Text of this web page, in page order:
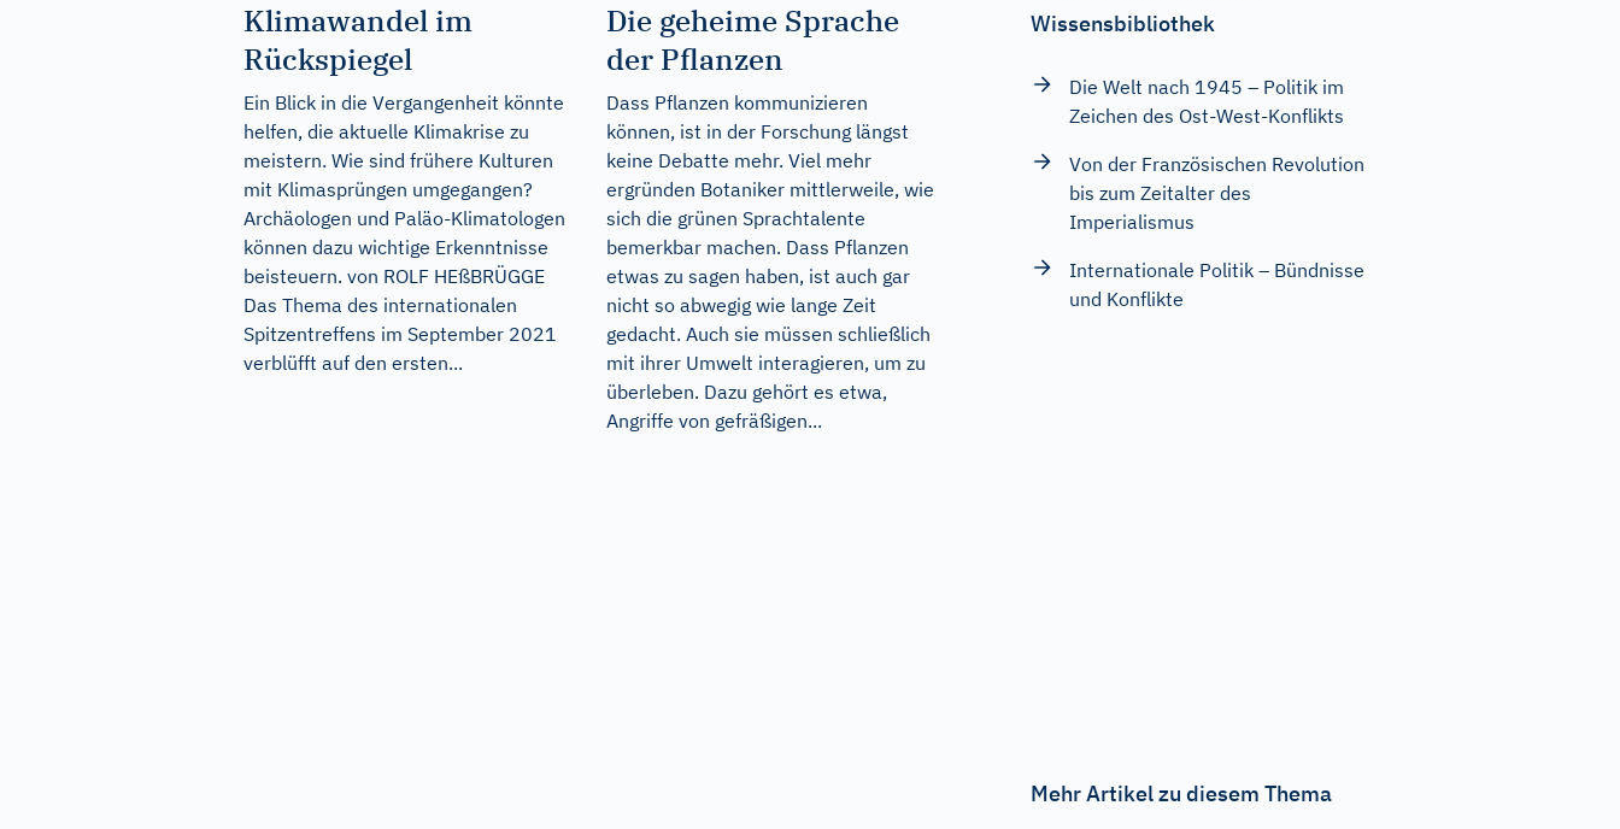
Klimawandel im
Rückspiegel
Ein Blick in die Vergangenheit könnte
helfen, die aktuelle Klimakrise zu
meistern. Wie sind frühere Kulturen
mit Klimasprüngen umgegangen?
Archäologen und Paläo-Klimatologen
können dazu wichtige Erkenntnisse
beisteuern. von ROLF HEßBRÜGGE
Das Thema des internationalen
Spitzentreffens im September 2021
verblüfft auf den ersten...
Die geheime Sprache
der Pflanzen
Dass Pflanzen kommunizieren
können, ist in der Forschung längst
keine Debatte mehr. Viel mehr
ergründen Botaniker mittlerweile, wie
sich die grünen Sprachtalente
bemerkbar machen. Dass Pflanzen
etwas zu sagen haben, ist auch gar
nicht so abwegig wie lange Zeit
gedacht. Auch sie müssen schließlich
mit ihrer Umwelt interagieren, um zu
überleben. Dazu gehört es etwa,
Angriffe von gefräßigen...
Wissensbibliothek
Die Welt nach 1945 – Politik im
Zeichen des Ost-West-Konflikts
Von der Französischen Revolution
bis zum Zeitalter des
Imperialismus
Internationale Politik – Bündnisse
und Konflikte
Mehr Artikel zu diesem Thema